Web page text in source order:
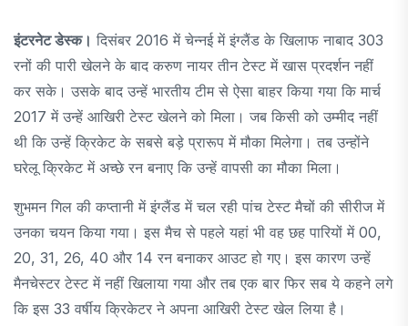
इंटरनेट डेस्क। दिसंबर 2016 में चेन्नई में इंग्लैंड के खिलाफ नाबाद 303
रनों की पारी खेलने के बाद करुण नायर तीन टेस्ट में खास प्रदर्शन नहीं
कर सके। उसके बाद उन्हें भारतीय टीम से ऐसा बाहर किया गया कि मार्च
2017 में उन्हें आखिरी टेस्ट खेलने को मिला। जब किसी को उम्मीद नहीं
थी कि उन्हें क्रिकेट के सबसे बड़े प्रारूप में मौका मिलेगा। तब उन्होंने
घरेलू क्रिकेट में अच्छे रन बनाए कि उन्हें वापसी का मौका मिला।
शुभमन गिल की कप्तानी में इंग्लैंड में चल रही पांच टेस्ट मैचों की सीरीज में
उनका चयन किया गया। इस मैच से पहले यहां भी वह छह पारियों में 00,
20, 31, 26, 40 और 14 रन बनाकर आउट हो गए। इस कारण उन्हें
मैनचेस्टर टेस्ट में नहीं खिलाया गया और तब एक बार फिर सब ये कहने लगे
कि इस 33 वर्षीय क्रिकेटर ने अपना आखिरी टेस्ट खेल लिया है।